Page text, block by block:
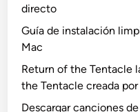
directo
Guía de instalación
Mac
Return of the Tentacle
the Tentacle creada
Descargar canciones